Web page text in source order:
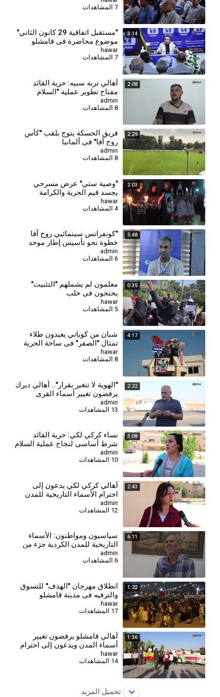
7 المشاهدات
3:14
"مستقبل اتفاقية 29 كانون الثاني"
موضوع محاضرة في قامشلو
hawar
7 المشاهدات
2:08
⁣أهالي تربه سبيه: حرية القائد
مفتاح تطوير عملية "السلام
والمجتمع الديمقراطي"
admin
2:29
فريق الحسكة يتوج بلقب "كأس
روج آفا" في ألمانيا
admin
2:03
"وصية ستي" عرض مسرحي
يجسد قيم الحرية والكرامة
hawar
4 المشاهدات
5:48
"كونفرانس سينمائيي روج آفا
خطوة نحو تأسيس إطار موحد
وتجاوز تحديات القطاع"
admin
6 المشاهدات
0:35
معلمون لم يشملهم "التثبيت"
يحتجون في حلب
hawar
5 المشاهدات
4:17
شبان من كوباني يعيدون طلاء
تمثال "الصقر" في ساحة الحرية
بألوان العلم الكردي
hawar
2:22
"الهوية لا تتغير بقرار".. أهالي ديرك
يرفضون تغيير أسماء القرى
والمدن الكردية
admin
13 المشاهدات
3:08
⁣نساء كركي لكي: حرية القائد
شرط أساسي لنجاح عملية السلام
وحل القضية الكردية
admin
10 المشاهدات
2:43
أهالي كركي لكي يدعون إلى
احترام الأسماء التاريخية للمدن
والقرى الكردية
admin
6:11
⁣سياسيون ومواطنون: الأسماء
التاريخية للمدن الكردية جزء من
هوية المنطقة
admin
1:22
انطلاق مهرجان "الهدف" للتسوق
والترفيه في مدينة قامشلو
hawar
17 المشاهدات
1:36
أهالي قامشلو يرفضون تغيير
أسماء المدن ويدعون إلى احترام
الهوية واللغة الكردية
hawar
14 المشاهدات
تحميل المزيد